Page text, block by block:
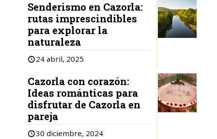
Senderismo en Cazorla:
rutas imprescindibles
para explorar la
naturaleza
24 abril, 2025
Cazorla con corazón:
Ideas románticas para
disfrutar de Cazorla en
pareja
30 diciembre, 2024